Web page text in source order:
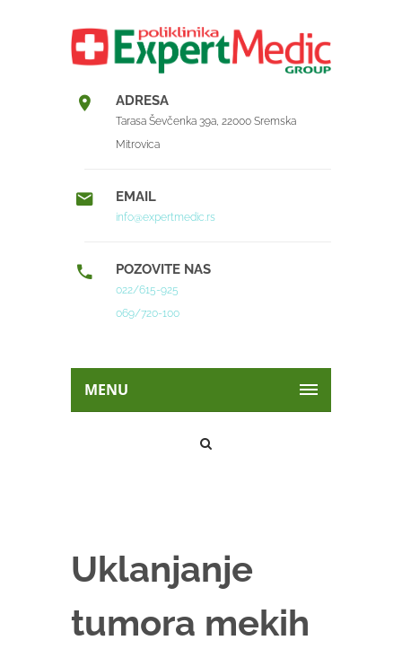
ADRESA
Tarasa Ševčenka 39a, 22000 Sremska
Mitrovica
EMAIL
info@expertmedic.rs
POZOVITE NAS
022/615-925
069/720-100
MENU
Uklanjanje
tumora mekih